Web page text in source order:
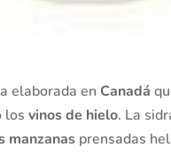
elaborada en Canadá
losvinos de hielo. La
manzanas prensadas